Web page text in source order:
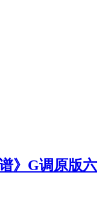
》G调原版六